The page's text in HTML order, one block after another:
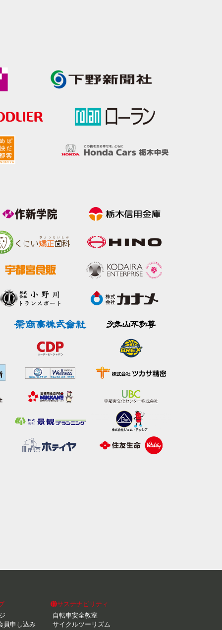
員申し込み
サステナビリティ
自転車安全教室
サイクルツーリズム